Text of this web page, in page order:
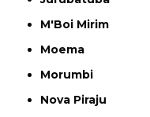
M'Boi Mirim
Moema
Morumbi
Nova Piraju